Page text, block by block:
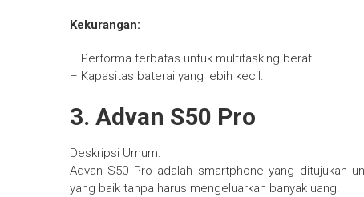
Kekurangan:
– Performa terbatas untuk multitasking berat.
– Kapasitas baterai yang lebih kecil.
3. Advan S50 Pro
Deskripsi Umum:
Advan S50 Pro adalah smartphone yang ditujukan
yang baik tanpa harus mengeluarkan banyak uang.